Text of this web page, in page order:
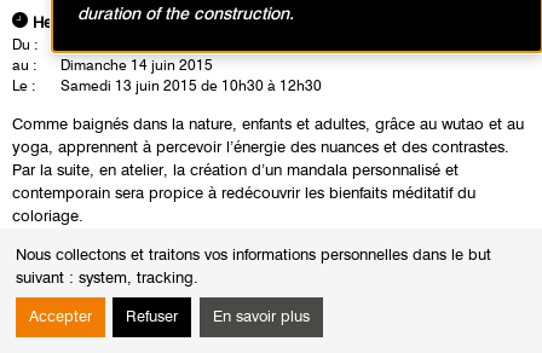
Nous collectons et traitons vos informations personnelles dans le but
suivant : system, tracking.
Accepter Refuser En savoir plus
Heures
Du :
au :
Dimanche 14 juin 2015
Le :
Samedi 13 juin 2015 de 10h30 à 12h30
Comme baignés dans la nature, enfants et adultes, grâce au wutao et au
yoga, apprennent à percevoir l’énergie des nuances et des contrastes.
Par la suite, en atelier, la création d’un mandala personnalisé et
contemporain sera propice à redécouvrir les bienfaits méditatif du
coloriage.
ADULTES
VISITES CONFÉRENCES EN LECTURE LABIALE pour les personnes
sourdes et malentendantes
duration of the construction.